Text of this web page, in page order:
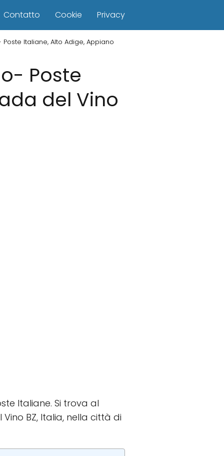
Contatto Cookie Privacy
Italiane, Alto Adige, Appiano
Poste
del Vino
Italiane. Si trova al
BZ, Italia, nella città di